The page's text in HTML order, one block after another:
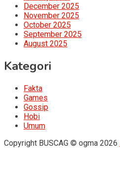
December 2025
November 2025
October 2025
September 2025
August 2025
Kategori
Fakta
Games
Gossip
Hobi
Umum
Copyright BUSCAG © ogma 2026